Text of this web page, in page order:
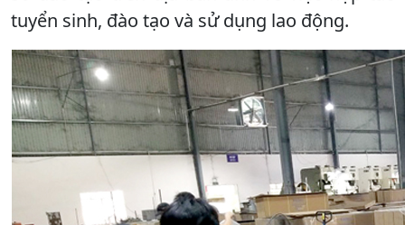
tuyển sinh, đào tạo và sử dụng lao động.